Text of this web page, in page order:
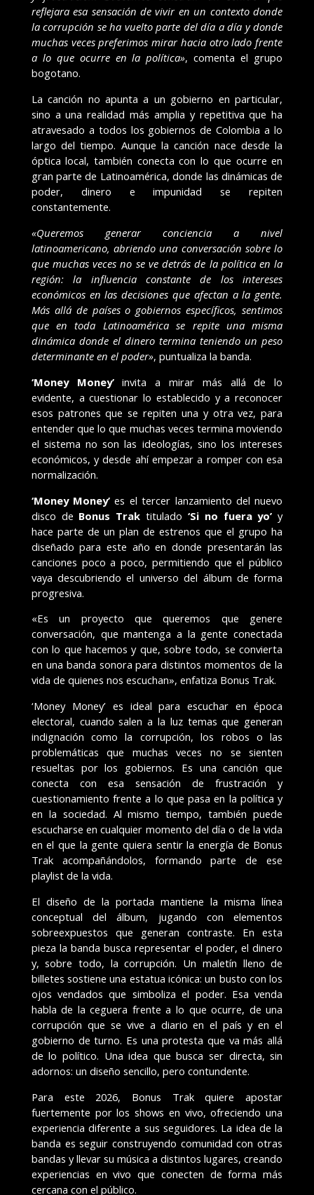
reflejara esa sensación de vivir en un contexto donde
la corrupción se ha vuelto parte del día a día y donde
muchas veces preferimos mirar hacia otro lado frente
a lo que ocurre en la política», comenta el grupo
bogotano.
La canción no apunta a un gobierno en particular,
sino a una realidad más amplia y repetitiva que ha
atravesado a todos los gobiernos de Colombia a lo
largo del tiempo. Aunque la canción nace desde la
óptica local, también conecta con lo que ocurre en
gran parte de Latinoamérica, donde las dinámicas de
poder, dinero e impunidad se repiten
constantemente.
«Queremos generar conciencia a nivel
latinoamericano, abriendo una conversación sobre lo
que muchas veces no se ve detrás de la política en la
región: la influencia constante de los intereses
económicos en las decisiones que afectan a la gente.
Más allá de países o gobiernos específicos, sentimos
que en toda Latinoamérica se repite una misma
dinámica donde el dinero termina teniendo un peso
determinante en el poder», puntualiza la banda.
‘Money Money’invita a mirar más allá de lo
evidente, a cuestionar lo establecido y a reconocer
esos patrones que se repiten una y otra vez, para
entender que lo que muchas veces termina moviendo
el sistema no son las ideologías, sino los intereses
económicos, y desde ahí empezar a romper con esa
normalización.
‘Money Money’ es el tercer lanzamiento del nuevo
disco de Bonus Trak titulado ‘Si no fuera yo’ y
hace parte de un plan de estrenos que el grupo ha
diseñado para este año en donde presentarán las
canciones poco a poco, permitiendo que el público
vaya descubriendo el universo del álbum de forma
progresiva.
«Es un proyecto que queremos que genere
conversación, que mantenga a la gente conectada
con lo que hacemos y que, sobre todo, se convierta
en una banda sonora para distintos momentos de la
vida de quienes nos escuchan», enfatiza Bonus Trak.
‘Money Money’ es ideal para escuchar en época
electoral, cuando salen a la luz temas que generan
indignación como la corrupción, los robos o las
problemáticas que muchas veces no se sienten
resueltas por los gobiernos. Es una canción que
conecta con esa sensación de frustración y
cuestionamiento frente a lo que pasa en la política y
en la sociedad. Al mismo tiempo, también puede
escucharse en cualquier momento del día o de la vida
en el que la gente quiera sentir la energía de Bonus
Trak acompañándolos, formando parte de ese
playlist de la vida.
El diseño de la portada mantiene la misma línea
conceptual del álbum, jugando con elementos
sobreexpuestos que generan contraste. En esta
pieza la banda busca representar el poder, el dinero
y, sobre todo, la corrupción. Un maletín lleno de
billetes sostiene una estatua icónica: un busto con los
ojos vendados que simboliza el poder. Esa venda
habla de la ceguera frente a lo que ocurre, de una
corrupción que se vive a diario en el país y en el
gobierno de turno. Es una protesta que va más allá
de lo político. Una idea que busca ser directa, sin
adornos: un diseño sencillo, pero contundente.
Para este 2026, Bonus Trak quiere apostar
fuertemente por los shows en vivo, ofreciendo una
experiencia diferente a sus seguidores. La idea de la
banda es seguir construyendo comunidad con otras
bandas y llevar su música a distintos lugares, creando
experiencias en vivo que conecten de forma más
cercana con el público.